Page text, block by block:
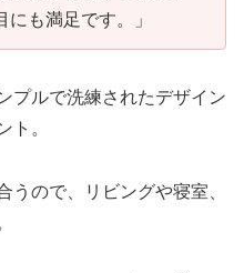
にも満足です。」
プルで洗練されたデザイン
ト。
うので、リビングや寝室、